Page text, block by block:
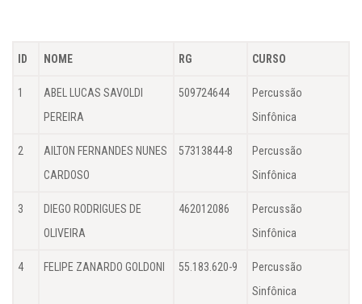
ID NOME RG CURSO
1
ABEL LUCAS SAVOLDI
PEREIRA
509724644
Percussão
Sinfônica
2
AILTON FERNANDES NUNES
CARDOSO
57313844-8
Percussão
Sinfônica
3
DIEGO RODRIGUES DE
OLIVEIRA
462012086
Percussão
Sinfônica
4 FELIPE ZANARDO GOLDONI 55.183.620-9
Percussão
Sinfônica